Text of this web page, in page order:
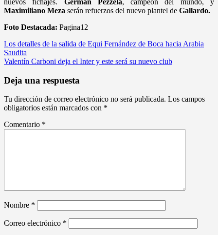
Maximiliano Meza serán refuerzos del nuevo plantel de Gallardo.
Foto Destacada: Pagina12
Navegación
de
Los detalles de la salida de Equi Fernández de Boca hacia Arabia
Saudita
Valentín Carboni deja el Inter y este será su nuevo club
Deja una respuesta
Tu dirección de correo electrónico no será publicada. Los campos
obligatorios están marcados con *
Comentario *
Nombre *
Correo electrónico *